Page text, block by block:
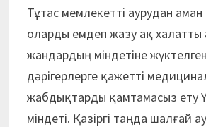
Тұтас мемлекетті аурудан аман
оларды емдеп жазу ақ халатты
жандардың міндетіне
дәрігерлерге қажетті
жабдықтарды қамтамасыз ету
міндеті. Қазіргі таңда шалғай